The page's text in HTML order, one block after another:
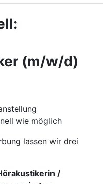
(m/w/d)
wie möglich
lassen wir drei
/